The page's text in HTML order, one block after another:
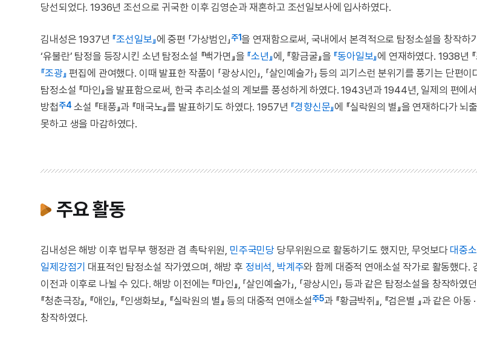
당선되었다. 1936년 조선으로 귀국한 이후 김영순과 재혼하고 조선일보사에 입사하였다.
김내성은 1937년 『조선일보』에 중편 「가상범인」주1을 연재함으로써, 국내에서 본격적으로 탐정소설을 창작하
‘유불란’ 탐정을 등장시킨 소년 탐정소설 『백가면』을 『소년』에, 『황금굴』을 『동아일보』에 연재하였다. 1938년
『조광』 편집에 관여했다. 이때 발표한 작품이 「광상시인」, 「살인예술가」 등의 괴기스런 분위기를 풍기는 단편
탐정소설 『마인』을 발표함으로써, 한국 추리소설의 계보를 풍성하게 하였다. 1943년과 1944년, 일제의 편에
방첩주4 소설 『태풍』과 『매국노』를 발표하기도 하였다. 1957년 『경향신문』에 『실락원의 별』을 연재하다가 뇌
못하고 생을 마감하였다.
주요 활동
김내성은 해방 이후 법무부 행정관 겸 촉탁위원, 민주국민당 당무위원으로 활동하기도 했지만, 무엇보다 대중
일제강점기 대표적인 탐정소설 작가였으며, 해방 후 정비석 박계주와 함께 대중적 연애소설 작가로 활동했다.
이전과 이후로 나뉠 수 있다. 해방 이전에는 『마인』, 「살인예술가」, 「광상시인」 등과 같은 탐정소설을 창작하였
『청춘극장』, 『애인』, 『인생화보』, 『실락원의 별』 등의 대중적 연애소설주5과 『황금박쥐』, 『검은별 』과 같은 아
창작하였다.